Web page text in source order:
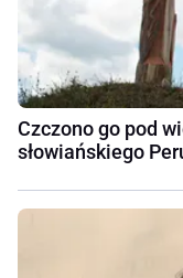
Czczono go pod
słowiańskiego